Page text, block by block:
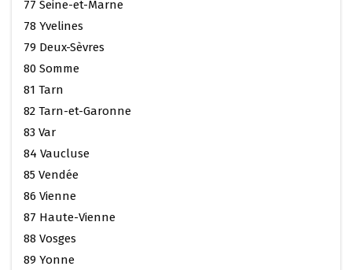
77 Seine-et-Marne
78 Yvelines
79 Deux-Sèvres
80 Somme
81 Tarn
82 Tarn-et-Garonne
83 Var
84 Vaucluse
85 Vendée
86 Vienne
87 Haute-Vienne
88 Vosges
89 Yonne